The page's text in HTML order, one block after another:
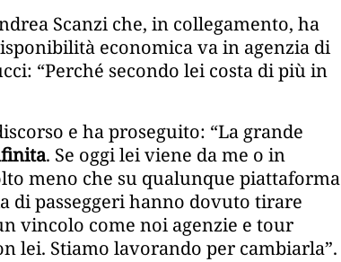
Scanzi che, in collegamento, ha
economica va in agenzia di
“Perché secondo lei costa di più in
e ha proseguito: “La grande
. Se oggi lei viene da me o in
meno che su qualunque piattaforma
di passeggeri hanno dovuto tirare
vincolo come noi agenzie e tour
lei. Stiamo lavorando per cambiarla”.